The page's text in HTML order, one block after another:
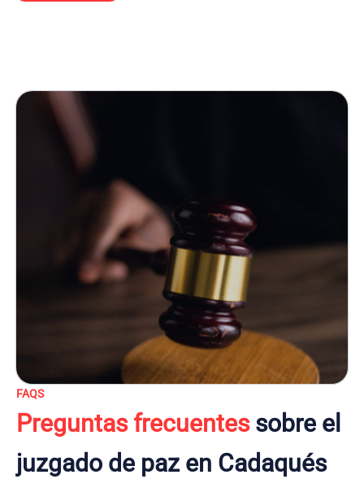
FAQS
Preguntas frecuentessobre el
juzgado de paz en Cadaqués